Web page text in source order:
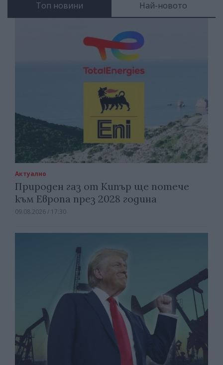
Топ новини Най-новото
Актуално
Природен газ от Кипър ще потече
към Европа през 2028 година
09.08.2026 / 17:30